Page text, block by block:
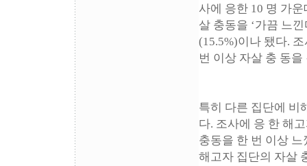
사에 응한 10 명 가
살 충동을 ‘가끔 느
(15.5%)이나 됐다.
번 이상 자살 충 동을
특히 다른 집단에 비
다. 조사에 응 한 해
충동을 한 번 이상
해고자 집단의 자살